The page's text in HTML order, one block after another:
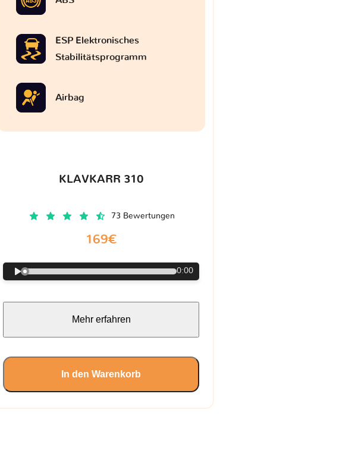
ESP Elektronisches
Stabilitätsprogramm
Airbag
KLAVKARR 310
73 Bewertungen
169€
0:00
Mehr erfahren
In den Warenkorb